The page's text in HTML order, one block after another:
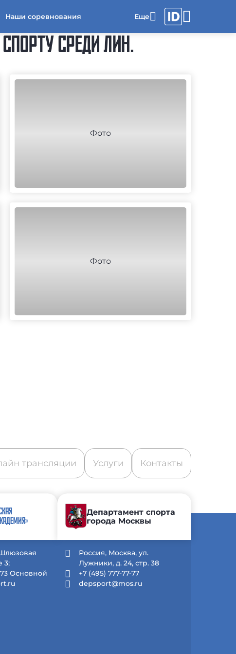
Наши соревнования
СРЕДИ ЛИН.
трансляции Услуги Контакты
3;
Основной
Департамент спорта
города Москвы
Россия, Москва, ул.
Лужники, д. 24, стр. 38
+7 (495) 777-77-77
depsport@mos.ru